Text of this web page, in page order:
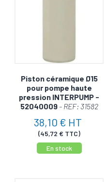
Piston céramique Ø15
pour pompe haute
pression INTERPUMP -
52040009 - REF: 31582
38,10 € HT
(45,72 € TTC)
En stock